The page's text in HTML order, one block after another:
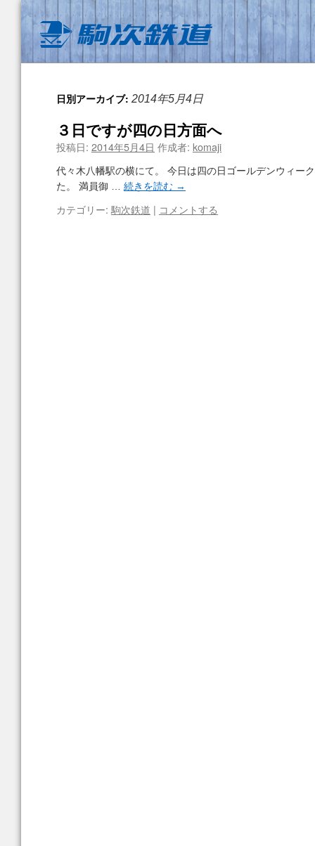
日別アーカイブ: 2014年5月4日
３日ですが四の日方面へ
投稿日: 2014年5月4日 作成者: komaji
代々木八幡駅の横にて。 今日は四の日ゴールデンウィー
た。 満員御 … 続きを読む →
カテゴリー: 駒次鉄道 | コメントする